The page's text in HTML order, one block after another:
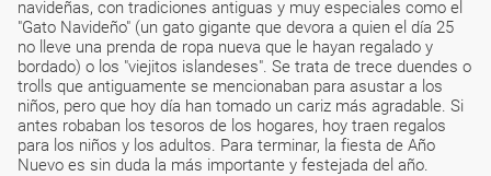
navideñas, con tradiciones antiguas y muy especiales como el
"Gato Navideño" (un gato gigante que devora a quien el día 25
no lleve una prenda de ropa nueva que le hayan regalado y
bordado) o los "viejitos islandeses". Se trata de trece duendes o
trolls que antiguamente se mencionaban para asustar a los
niños, pero que hoy día han tomado un cariz más agradable. Si
antes robaban los tesoros de los hogares, hoy traen regalos
para los niños y los adultos. Para terminar, la fiesta de Año
Nuevo es sin duda la más importante y festejada del año.